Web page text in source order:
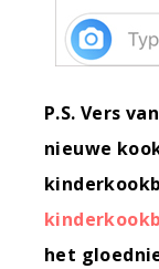
P.S. Vers
nieuwe
het